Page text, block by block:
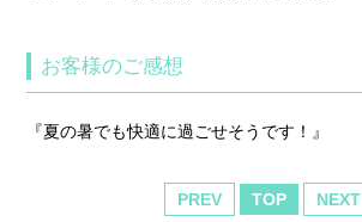
お客様のご感想
『夏の暑でも快適に過ごせそうです！』
PREV TOP NEXT